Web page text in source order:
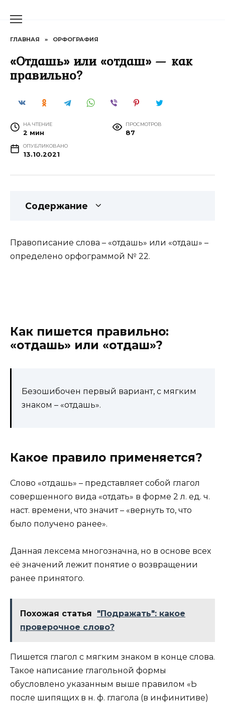
ГЛАВНАЯ » ОРФОГРАФИЯ
«Отдашь» или «отдаш» — как
правильно?
НА ЧТЕНИЕ
2 мин
ПРОСМОТРОВ
87
ОПУБЛИКОВАНО
13.10.2021
Содержание
Правописание слова – «отдашь» или «отдаш» –
определено орфограммой № 22.
Как пишется правильно:
«отдашь» или «отдаш»?
Безошибочен первый вариант, с мягким
знаком – «отдашь».
Какое правило применяется?
Слово «отдашь» – представляет собой глагол
совершенного вида «отдать» в форме 2 л. ед. ч.
наст. времени, что значит – «вернуть то, что
было получено ранее».
Данная лексема многозначна, но в основе всех
её значений лежит понятие о возвращении
ранее принятого.
Похожая статья
"Подражать": какое
проверочное слово?
Пишется глагол с мягким знаком в конце слова.
Такое написание глагольной формы
обусловлено указанным выше правилом «Ь
после шипящих в н. ф. глагола (в инфинитиве)